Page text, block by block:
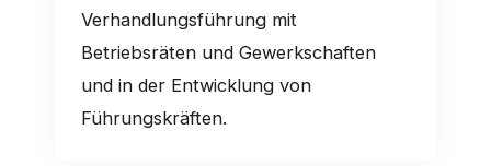
Verhandlungsführung mit
Betriebsräten und Gewerkschaften
und in der Entwicklung von
Führungskräften.